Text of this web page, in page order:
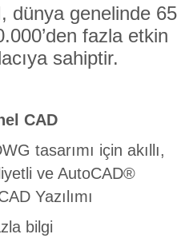
dünya genelinde 65
fazla etkin
sahiptir.
CAD
tasarımı için akıllı,
ve AutoCAD®
Yazılımı
bilgi